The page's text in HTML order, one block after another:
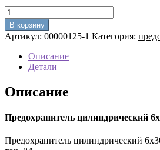
Количество
товара
Предохранитель
цилиндрический
6х30
(8А)
В корзину
Артикул: 00000125-1 Категория:
Описание
Детали
Описание
Предохранитель цилиндрический
Предохранитель цилиндрический